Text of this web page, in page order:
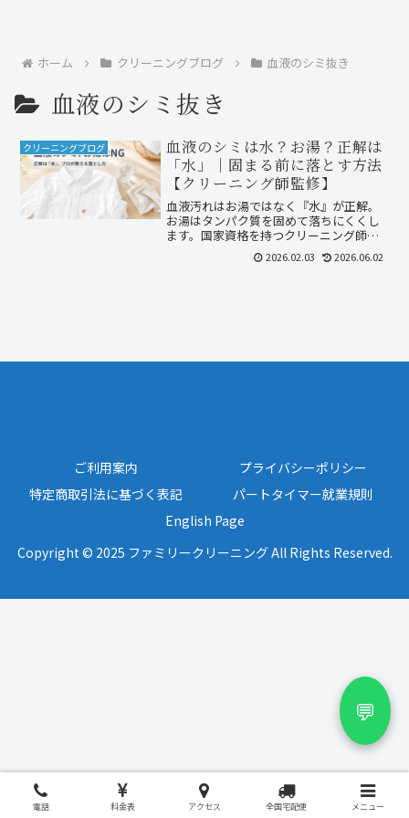
ホーム クリーニングブログ 血液のシミ抜き
血液のシミ抜き
クリーニングブログ
血液のシミは水？お湯？正解は
「水」｜固まる前に落とす方法
【クリーニング師監修】
血液汚れはお湯ではなく『水』が正解。
お湯はタンパク質を固めて落ちにくくし
ます。国家資格を持つクリーニング師
が、自宅でできる血液のシミ抜き手順
と、洗剤の選び方をわかりやすく解説し
2026.02.03 2026.06.02
💬
ご利用案内
プライバシーポリシー
特定商取引法に基づく表記
パートタイマー就業規則
English Page
Copyright © 2025 ファミリークリーニング All Rights Reserved.
電話 料金表 アクセス 全国宅配便 メニュー